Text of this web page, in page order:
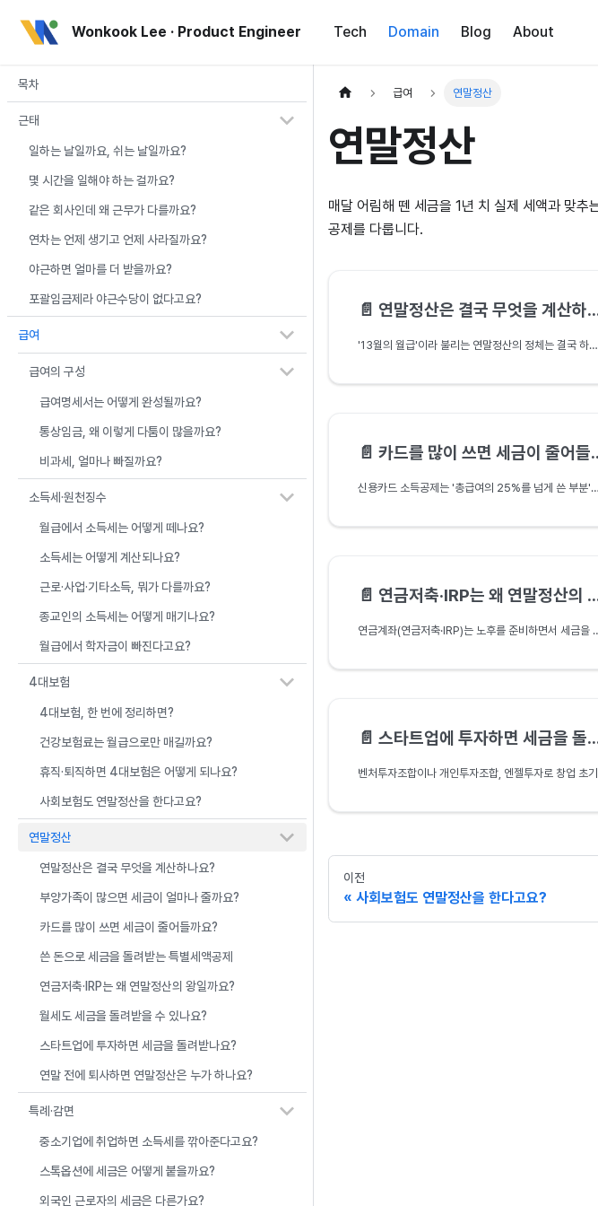
Wonkook Lee · Product Engineer Tech Domain Blog About
목차
근태
일하는 날일까요, 쉬는 날일까요?
몇 시간을 일해야 하는 걸까요?
같은 회사인데 왜 근무가 다를까요?
연차는 언제 생기고 언제 사라질까요?
야근하면 얼마를 더 받을까요?
포괄임금제라 야근수당이 없다고요?
급여
급여의 구성
급여명세서는 어떻게 완성될까요?
통상임금, 왜 이렇게 다툼이 많을까요?
비과세, 얼마나 빠질까요?
소득세·원천징수
월급에서 소득세는 어떻게 떼나요?
소득세는 어떻게 계산되나요?
근로·사업·기타소득, 뭐가 다를까요?
종교인의 소득세는 어떻게 매기나요?
월급에서 학자금이 빠진다고요?
4대보험
4대보험, 한 번에 정리하면?
건강보험료는 월급으로만 매길까요?
휴직·퇴직하면 4대보험은 어떻게 되나요?
사회보험도 연말정산을 한다고요?
연말정산
연말정산은 결국 무엇을 계산하나요?
부양가족이 많으면 세금이 얼마나 줄까요?
카드를 많이 쓰면 세금이 줄어들까요?
쓴 돈으로 세금을 돌려받는 특별세액공제
연금저축·IRP는 왜 연말정산의 왕일까요?
월세도 세금을 돌려받을 수 있나요?
스타트업에 투자하면 세금을 돌려받나요?
연말 전에 퇴사하면 연말정산은 누가 하나요?
특례·감면
중소기업에 취업하면 소득세를 깎아준다고요?
스톡옵션에 세금은 어떻게 붙을까요?
외국인 근로자의 세금은 다른가요?
급여 연말정산
연말정산
매달 어림해 뗀 세금을 1년 치 실제 세액과 맞추
공제를 다룹니다.
📄️ 연말정산은 결국 무엇을 계산하나요?
'13월의 월급'이라 불리는 연말정산의 정체는 결국 하나의 비교입니다. 매달 어림해 뗀 세금의 합과 1년 치 결정세액을 견주어 환급·추가납부를 정하는 흐름을, 소득세법 제137조와 실무(간소화·경정청구)까지 함께 짚어 봅니다.
📄️ 카드를 많이 쓰면 세금이 줄어들까요?
신용카드 소득공제는 '총급여의 25%를 넘게 쓴 부분'부터 시작됩니다. 신용카드·체크카드·현금영수증의 공제율 차이와 한도, 그리고 문턱을 넘긴 뒤엔 체크카드가 유리한 이유를 조세특례제한법을 근거로 정리합니다.
📄️ 연금저축·IRP는 왜 연말정산의 왕일까요?
연금계좌(연금저축·IRP)는 노후를 준비하면서 세금을 가장 크게 돌려받
📄️ 스타트업에 투자하면 세금을 돌려받나요?
이전
사회보험도 연말정산을 한다고요?